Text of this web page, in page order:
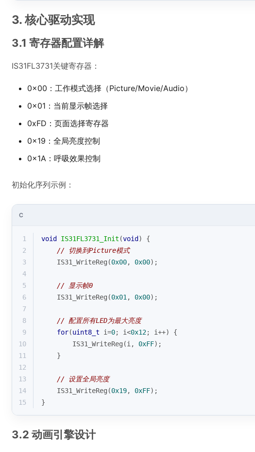
3. 核心驱动实现
3.1 寄存器配置详解
IS31FL3731关键寄存器：
0x00：工作模式选择（Picture/Movie/Audio）
0x01：当前显示帧选择
0xFD：页面选择寄存器
0x19：全局亮度控制
0x1A：呼吸效果控制
初始化序列示例：
C
1 void IS31FL3731_Init (void )
{
2
// 切换到Picture模式
3
    IS31_WriteReg(
0x00, 0x00);
4
5
// 显示帧0
6
    IS31_WriteReg(
0x01 , 0x00);
7
8
// 配置所有LED为最大亮度
9
for(uint8_t i=0; i<0x12; i++) {
10
        IS31_WriteReg(i,
0xFF);
11
    }
12
13
// 设置全局亮度
14
    IS31_WriteReg(
0x19, 0xFF);
15
}
3.2 动画引擎设计